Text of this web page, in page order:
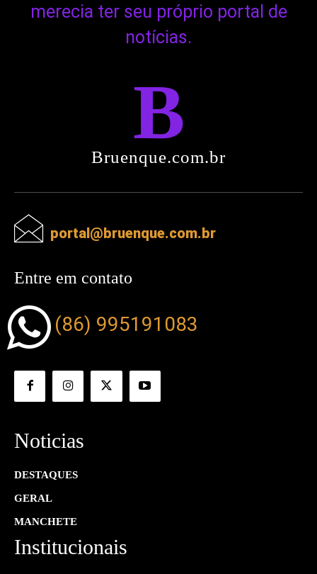
merecia ter seu próprio portal de
notícias.
B
Bruenque.com.br
portal@bruenque.com.br
Entre em contato
(86) 995191083
Noticias
DESTAQUES
GERAL
MANCHETE
Institucionais